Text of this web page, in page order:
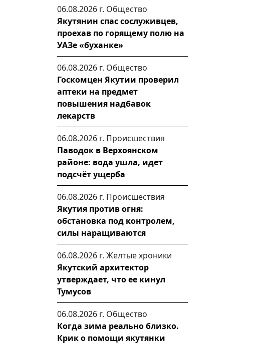
06.08.2026 г. Общество
Якутянин спас сослуживцев,
проехав по горящему полю на
УАЗе «буханке»
06.08.2026 г. Общество
Госкомцен Якутии проверил
аптеки на предмет
повышения надбавок
лекарств
06.08.2026 г. Происшествия
Паводок в Верхоянском
районе: вода ушла, идет
подсчёт ущерба
06.08.2026 г. Происшествия
Якутия против огня:
обстановка под контролем,
силы наращиваются
06.08.2026 г. Желтые хроники
Якутский архитектор
утверждает, что ее кинул
Тумусов
06.08.2026 г. Общество
Когда зима реально близко.
Крик о помощи якутянки